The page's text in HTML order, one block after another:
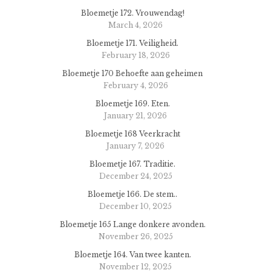
Bloemetje 172. Vrouwendag!
March 4, 2026
Bloemetje 171. Veiligheid.
February 18, 2026
Bloemetje 170 Behoefte aan geheimen
February 4, 2026
Bloemetje 169. Eten.
January 21, 2026
Bloemetje 168 Veerkracht
January 7, 2026
Bloemetje 167. Traditie.
December 24, 2025
Bloemetje 166. De stem..
December 10, 2025
Bloemetje 165 Lange donkere avonden.
November 26, 2025
Bloemetje 164. Van twee kanten.
November 12, 2025